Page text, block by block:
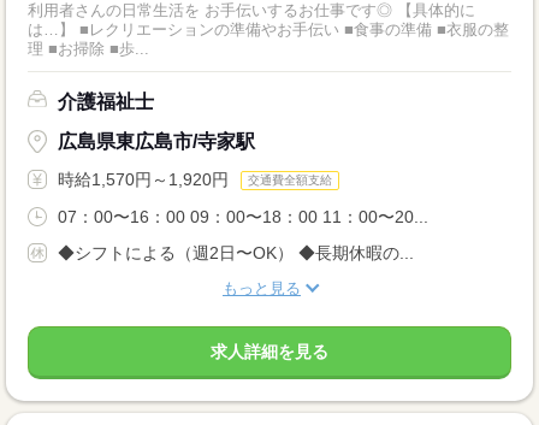
利用者さんの日常生活を お手伝いするお仕事です◎ 【具体的に
は…】 ■レクリエーションの準備やお手伝い ■食事の準備 ■衣服の整
理 ■お掃除 ■歩...
介護福祉士
広島県東広島市/寺家駅
時給1,570円～1,920円 交通費全額支給
07：00〜16：00 09：00〜18：00 11：00〜20...
◆シフトによる（週2日〜OK） ◆長期休暇の...
もっと見る
求人詳細を見る